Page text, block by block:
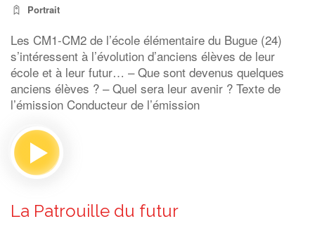
Portrait
Les CM1-CM2 de l’école élémentaire du Bugue (24)
s’intéressent à l’évolution d’anciens élèves de leur
école et à leur futur… – Que sont devenus quelques
anciens élèves ? – Quel sera leur avenir ? Texte de
l’émission Conducteur de l’émission
La Patrouille du futur